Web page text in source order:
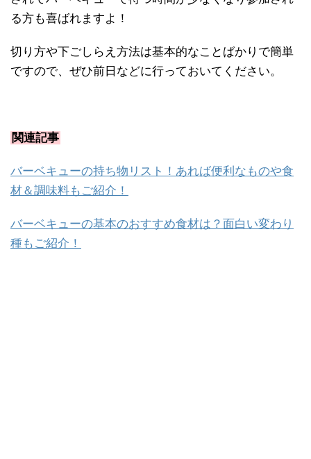
る方も喜ばれますよ！
切り方や下ごしらえ方法は基本的なことばかりで簡単
ですので、ぜひ前日などに行っておいてください。
関連記事
バーベキューの持ち物リスト！あれば便利なものや食
材＆調味料もご紹介！
バーベキューの基本のおすすめ食材は？面白い変わり
種もご紹介！